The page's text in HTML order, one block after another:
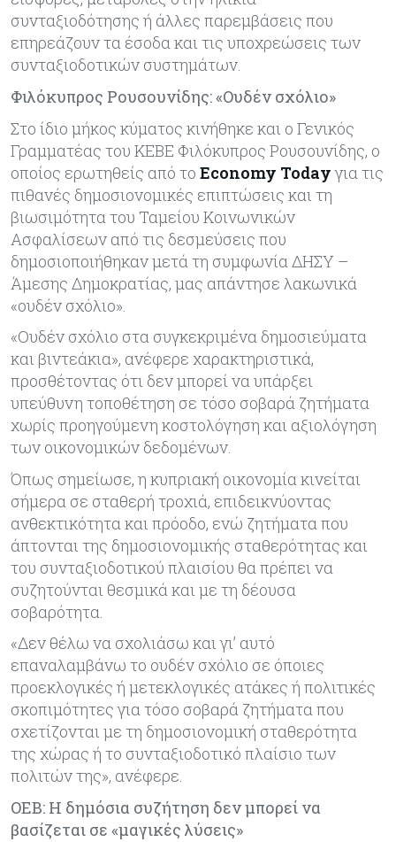
συνταξιοδότησης ή άλλες παρεμβάσεις που
επηρεάζουν τα έσοδα και τις υποχρεώσεις των
συνταξιοδοτικών συστημάτων.
Φιλόκυπρος Ρουσουνίδης: «Ουδέν σχόλιο»
Στο ίδιο μήκος κύματος κινήθηκε και ο Γενικός
Γραμματέας του ΚΕΒΕ Φιλόκυπρος Ρουσουνίδης, ο
οποίος ερωτηθείς από το Economy Todayγια τις
πιθανές δημοσιονομικές επιπτώσεις και τη
βιωσιμότητα του Ταμείου Κοινωνικών
Ασφαλίσεων από τις δεσμεύσεις που
δημοσιοποιήθηκαν μετά τη συμφωνία ΔΗΣΥ –
Άμεσης Δημοκρατίας, μας απάντησε λακωνικά
«ουδέν σχόλιο».
«Ουδέν σχόλιο στα συγκεκριμένα δημοσιεύματα
και βιντεάκια», ανέφερε χαρακτηριστικά,
προσθέτοντας ότι δεν μπορεί να υπάρξει
υπεύθυνη τοποθέτηση σε τόσο σοβαρά ζητήματα
χωρίς προηγούμενη κοστολόγηση και αξιολόγηση
των οικονομικών δεδομένων.
Όπως σημείωσε, η κυπριακή οικονομία κινείται
σήμερα σε σταθερή τροχιά, επιδεικνύοντας
ανθεκτικότητα και πρόοδο, ενώ ζητήματα που
άπτονται της δημοσιονομικής σταθερότητας και
του συνταξιοδοτικού πλαισίου θα πρέπει να
συζητούνται θεσμικά και με τη δέουσα
σοβαρότητα.
«Δεν θέλω να σχολιάσω και γι’ αυτό
επαναλαμβάνω το ουδέν σχόλιο σε όποιες
προεκλογικές ή μετεκλογικές ατάκες ή πολιτικές
σκοπιμότητες για τόσο σοβαρά ζητήματα που
σχετίζονται με τη δημοσιονομική σταθερότητα
της χώρας ή το συνταξιοδοτικό πλαίσιο των
πολιτών της», ανέφερε.
ΟΕΒ: Η δημόσια συζήτηση δεν μπορεί να
βασίζεται σε «μαγικές λύσεις»